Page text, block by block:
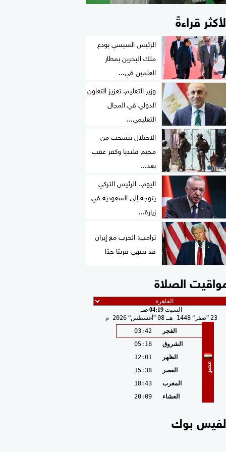
قراءةً
الرئيس السيسي يودع
ملك البحرين بمطار
العلمين في...
وزير التعليم: تعزيز التعاون
الدولي في المجال
التعليمي...
الاحتلال ينسحب من
مخيم قلنديا وكفر عقب
بعد...
اليوم.. الرئيس التركي
يتوجه إلى السعودية في
زيارة...
ترامب: الحرب مع إيران
قد تنتهي قريبًا جدًا
الصلاة
السبت 04:19 صـ
23 صفر 1448 هـ 08 أغسطس 2026 م
مصر
الفجر
03:42
الشروق
05:18
الظهر
12:01
العصر
15:38
المغرب
18:43
العشاء
20:09
بوك